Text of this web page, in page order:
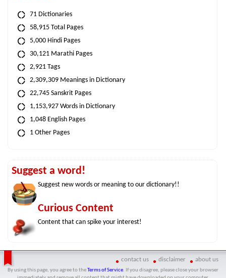
71 Dictionaries
58,915 Total Pages
5,000 Hindi Pages
30,121 Marathi Pages
2,921 Tags
2,309,309 Meanings in Dictionary
22,745 Sanskrit Pages
1,153,927 Words in Dictionary
1,048 English Pages
1 Other Pages
Suggest a word!
Suggest new words or meaning to our dictionary!!
Curious Content
Content that can spike your interest!
contact us disclaimer about us
By using this page, you agree to the Terms of Service. If you disagree, please close your browser